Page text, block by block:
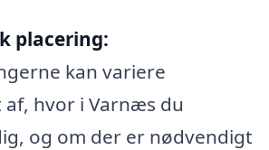
placering:
kan variere
hvor i Varnæs du
og om der er nødvendigt